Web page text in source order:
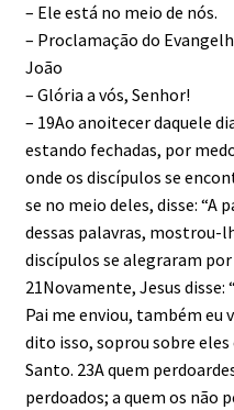
– Ele está no meio de nós.
– Proclamação do
João
– Glória a vós, Senhor!
– 19Ao anoitecer daquele
estando fechadas, por
onde os discípulos se
se no meio deles, disse: “A
dessas palavras, mostrou-
discípulos se alegraram por
21Novamente, Jesus disse:
Pai me enviou, também eu
dito isso, soprou sobre eles
Santo. 23A quem
perdoados; a quem os não